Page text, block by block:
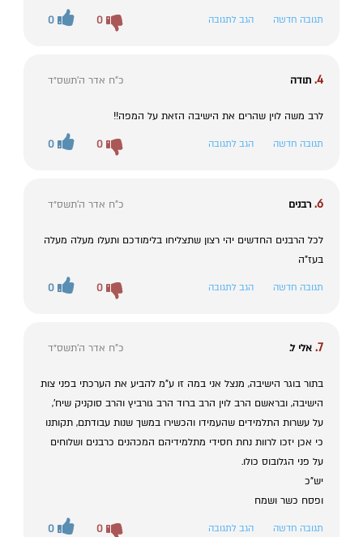
תגובה חדשה הגב לתגובה 0 0
4. תודה כ"ח אדר ה׳תשס״ד
לרב משה לוין שהרים את הישיבה הזאת על המפה!!
תגובה חדשה הגב לתגובה 0 0
6. רבנים כ"ח אדר ה׳תשס״ד
לכל הרבנים החדשים יהי רצון שתצליחו בלימודכם ותעלו מעלה מעלה
בעז"ה
תגובה חדשה הגב לתגובה 0 0
7. אלי ל. כ"ח אדר ה׳תשס״ד
בתור בוגר הישיבה, מנצל אני במה זו ע"מ להביע את הערכתי בפני צות
הישיבה, ובראשם הרב לוין הרב ברוד הרב גורביץ והרב סוקניק שיח',
על עשרות התלמידים שהעמידו והכשירו במשך שנות עבודתם, תקותנו
כי אכן יזכו לרוות נחת חסידי מתלמידיהם המכהנים כרבנים ושלוחים
על פני הגלובוס כולו.
יש"כ
ופסח כשר ושמח
תגובה חדשה הגב לתגובה 0 0